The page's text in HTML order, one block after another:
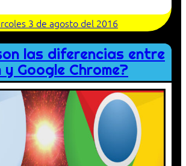
3 de agosto del 2016
las diferencias entre
y Google Chrome?